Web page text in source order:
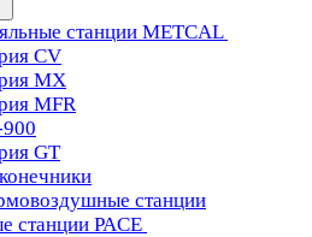
станции METCAL
CV
MX
MFR
900
GT
станции
станции PACE